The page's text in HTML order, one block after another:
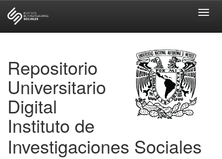
Repositorio
Universitario
Digital
Instituto de
Investigaciones Sociales